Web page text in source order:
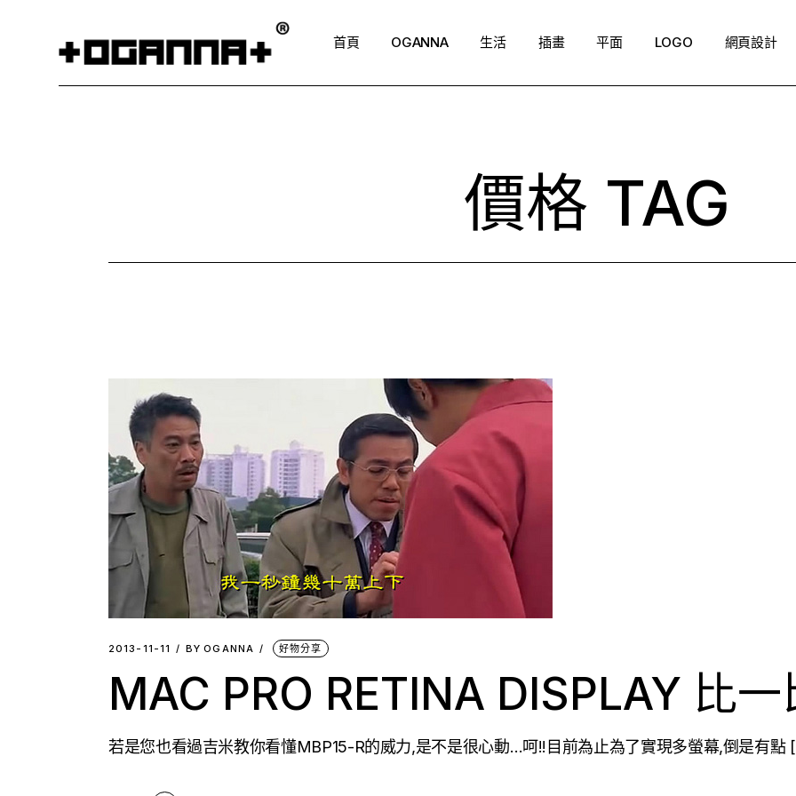
首頁 OGANNA 生活 插畫 平面 LOGO 網頁設計
價格 TAG
2013-11-11 BY OGANNA 好物分享
MAC PRO RETINA DISPLAY 比一
若是您也看過吉米教你看懂MBP15-R的威力,是不是很心動…呵!!目前為止為了實現多螢幕,倒是有點